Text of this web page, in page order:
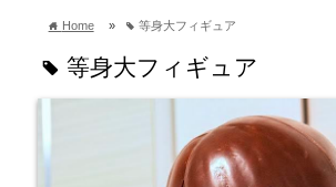
home Home » tag 等身大フィギュア
tag 等身大フィギュア